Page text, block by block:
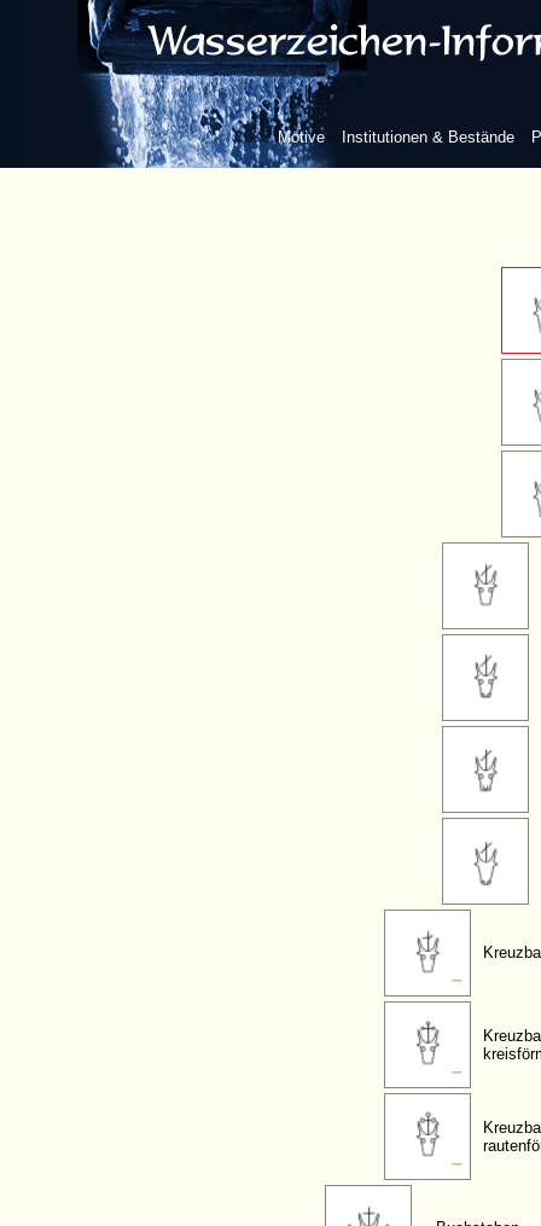
Motive Institutionen & Bestände